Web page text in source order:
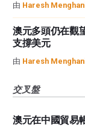
由 Haresh
澳元多頭仍在觀
支撐美元
由 Haresh
交叉盤
澳元在中國貿易